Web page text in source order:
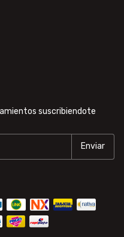
suscribiendote